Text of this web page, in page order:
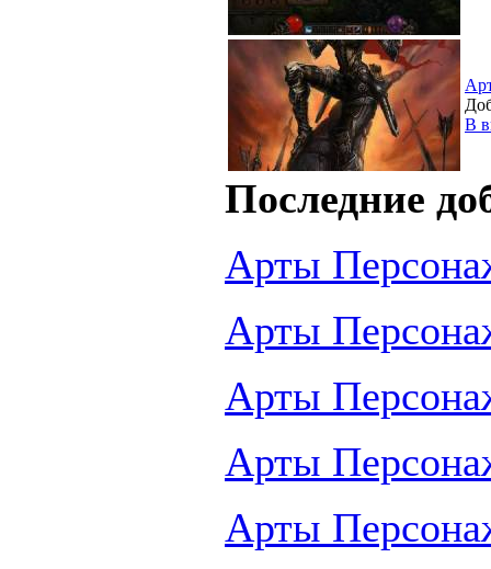
В
Последние
Арты
Арты
Арты
Арты
Арты